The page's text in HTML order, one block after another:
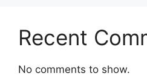
Recent
No comments to show.